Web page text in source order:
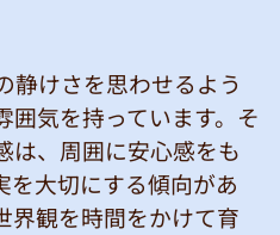
静けさを思わせるよう
囲気を持っています。そ
は、周囲に安心感をも
を大切にする傾向があ
界観を時間をかけて育